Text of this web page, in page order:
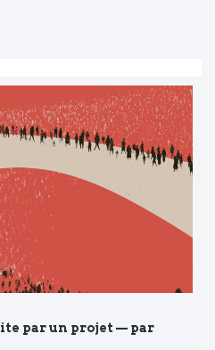
par un projet — par